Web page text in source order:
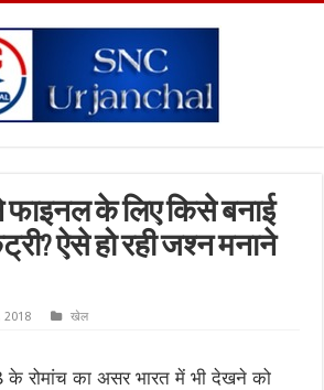
फाइनल के लिए किसे बनाई
ऐसे हो रही जश्न मनाने
2018 खेल
के रोमांच का असर भारत में भी देखने को